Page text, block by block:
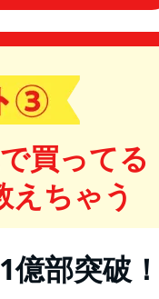
買ってる
えちゃう
億部突破